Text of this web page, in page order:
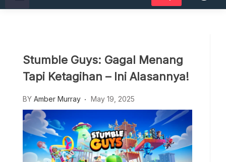
Stumble Guys: Gagal Menang
Tapi Ketagihan – Ini Alasannya!
BY Amber Murray May 19, 2025